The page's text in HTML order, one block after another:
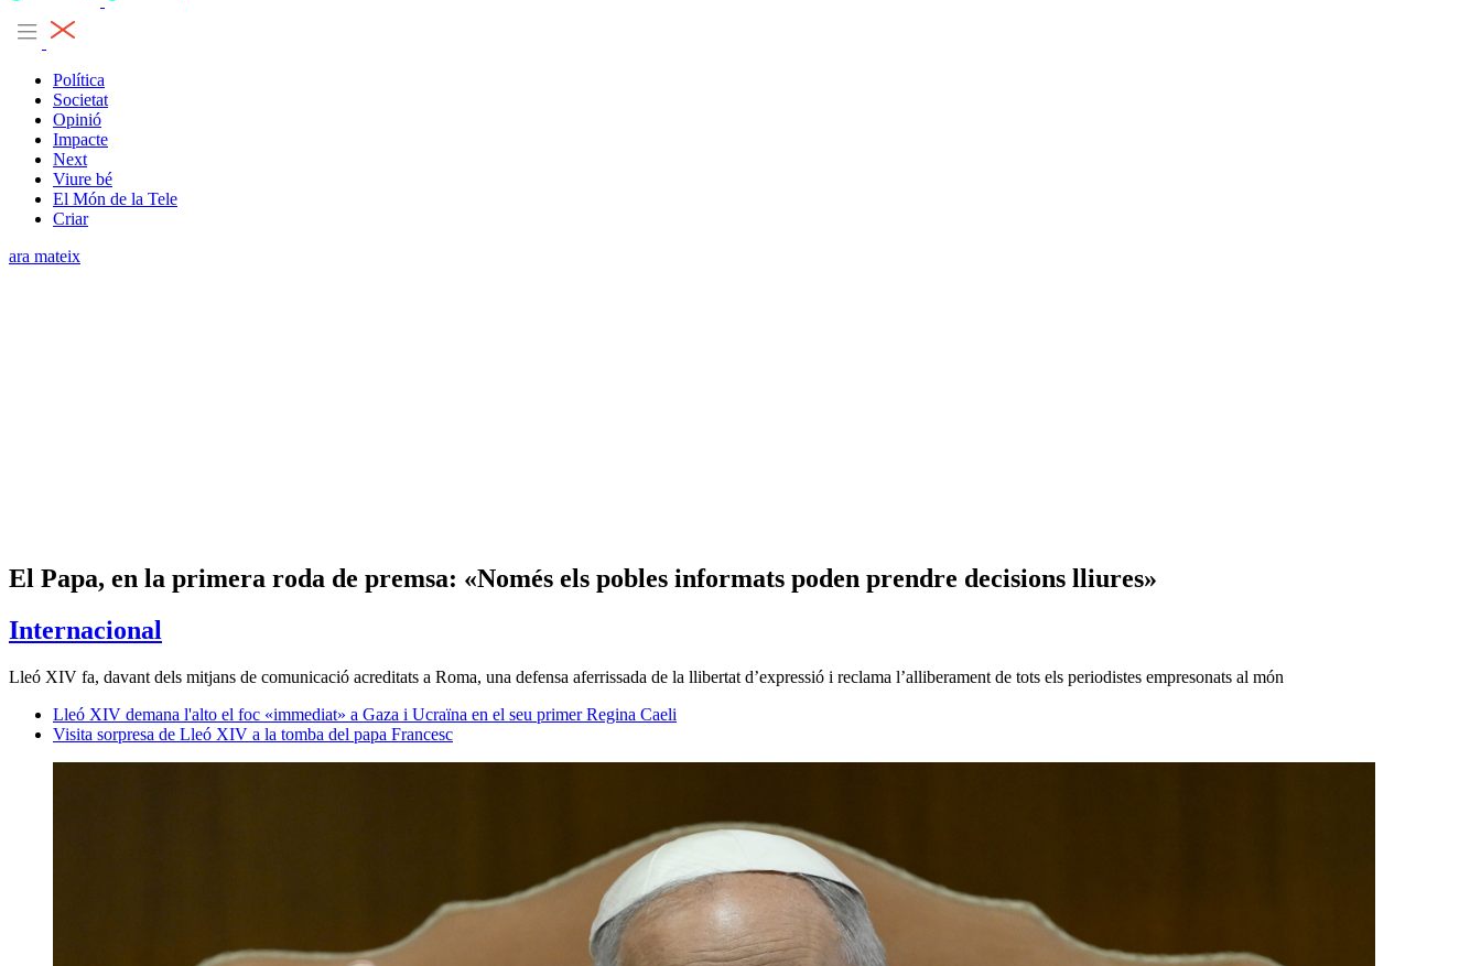
Política
Societat
Opinió
Impacte
Next
Viure bé
El Món de la Tele
Criar
ara mateix
El Papa, en la primera roda de premsa: «Només els pobles informats poden prendre decisions lliures»
Internacional
Lleó XIV fa, davant dels mitjans de comunicació acreditats a Roma, una defensa aferrissada de la llibertat d’expressió i reclama l’alliberament de tots els periodistes empresonats al món
Lleó XIV demana l'alto el foc «immediat» a Gaza i Ucraïna en el seu primer Regina Caeli
Visita sorpresa de Lleó XIV a la tomba del papa Francesc